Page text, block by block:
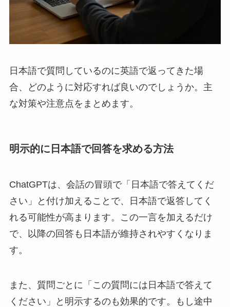
日本語で質問しているのに英語で返ってきた場
合、どのように対応すれば良いのでしょうか。主
な対策や注意点をまとめます。
明示的に日本語で回答を求める方法
ChatGPTは、会話の冒頭で「日本語で答えてくだ
さい」と付け加えることで、日本語で返答してく
れる可能性が高まります。この一言を加えるだけ
で、以降の回答も日本語が維持されやすくなりま
す。
また、質問ごとに「この質問には日本語で答えて
ください」と明示するのも効果的です。もし途中